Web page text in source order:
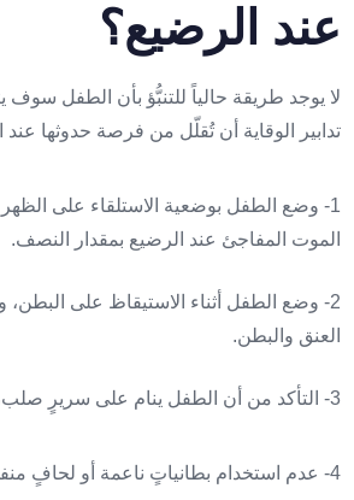
عند الرضيع؟
لا يوجد طريقة حالياً للتنبُّؤ بأن الطفل
تدابير الوقاية أن تُقلّل من فرصة حدوثها عند
1- وضع الطفل بوضعية الاستلقاء على
الموت المفاجئ عند الرضيع بمقدار النصف.
2- وضع الطفل أثناء الاستيقاظ على
العنق والبطن.
3- التأكد من أن الطفل ينام على سريرٍ صلب، وعدم وضع ألعاب أو وسائد محشوة على سرير الطفل.
4- عدم استخدام بطانياتٍ ناعمة أو لحافٍ منفوش سواءً فوق الطفل أو تحته.